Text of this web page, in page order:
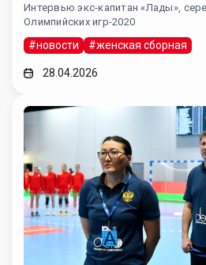
Интервью экс-капитан «Лады»,
Олимпийских игр-2020
#новости #женская сборная
28.04.2026